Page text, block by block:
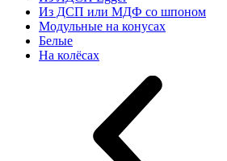
Из ДСП или МДФ со шпоном
Модульные на конусах
Белые
На колёсах